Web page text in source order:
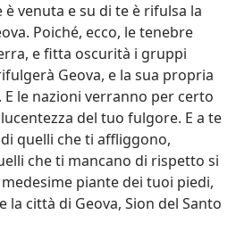
venuta e su di te è rifulsa la
Poiché, ecco, le tenebre
e fitta oscurità i gruppi
Geova, e la sua propria
le nazioni verranno per certo
del tuo fulgore. E a te
quelli che ti affliggono,
che ti mancano di rispetto si
piante dei tuoi piedi,
la città di Geova, Sion del Santo